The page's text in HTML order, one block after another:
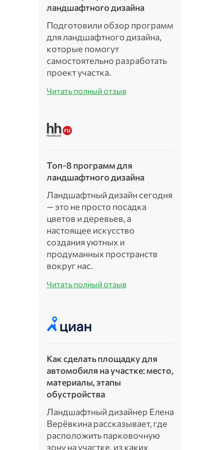
ландшафтного дизайна
Подготовили обзор программ
для ландшафтного дизайна,
которые помогут
самостоятельно разработать
проект участка.
Читать полный отзыв
Топ-8 программ для
ландшафтного дизайна
Ландшафтный дизайн сегодня
— это не просто посадка
цветов и деревьев, а
настоящее искусство
создания уютных и
продуманных пространств
вокруг нас.
Читать полный отзыв
Как сделать площадку для
автомобиля на участке: место,
материалы, этапы
обустройства
Ландшафтный дизайнер Елена
Верёвкина рассказывает, где
расположить парковочную
зону на участке, из каких